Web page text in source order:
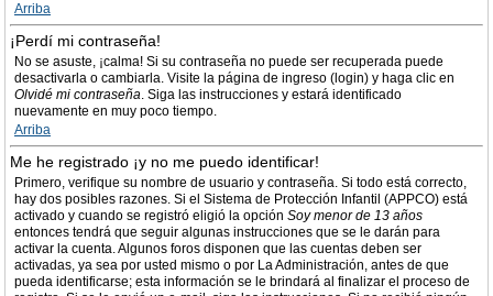
Arriba
¡Perdí mi contraseña!
No se asuste, ¡calma! Si su contraseña no puede ser recuperada puede
desactivarla o cambiarla. Visite la página de ingreso (login) y haga clic en
Olvidé mi contraseña. Siga las instrucciones y estará identificado
nuevamente en muy poco tiempo.
Arriba
Me he registrado ¡y no me puedo identificar!
Primero, verifique su nombre de usuario y contraseña. Si todo está correcto,
hay dos posibles razones. Si el Sistema de Protección Infantil (APPCO) está
activado y cuando se registró eligió la opción Soy menor de 13 años
entonces tendrá que seguir algunas instrucciones que se le darán para
activar la cuenta. Algunos foros disponen que las cuentas deben ser
activadas, ya sea por usted mismo o por La Administración, antes de que
pueda identificarse; esta información se le brindará al finalizar el proceso de